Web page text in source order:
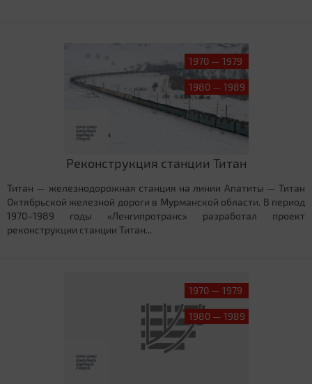
1970 — 1979
1980 — 1989
Реконструкция станции Титан
Титан — железнодорожная станция на линии Апатиты — Титан
Октябрьской железной дороги в Мурманской области. В период
1970–1989 годы «Ленгипротранс» разработал проект
реконструкции станции Титан...
1970 — 1979
1980 — 1989